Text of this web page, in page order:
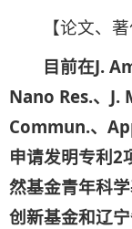
【论文、
目前在J.
Nano Res.、 J.
Commun.、
申请发明专利2
然基金青年科
创新基金和辽